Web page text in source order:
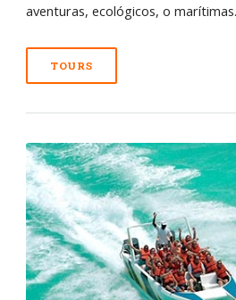
aventuras, ecológicos, o
TOURS